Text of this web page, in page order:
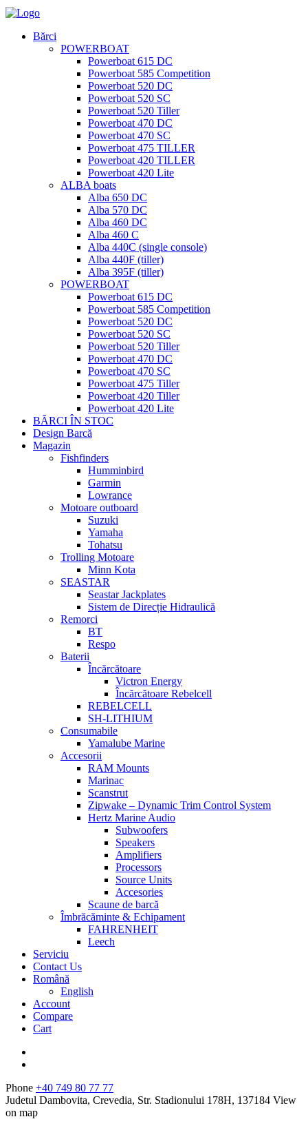
Bărci
POWERBOAT
Powerboat 615 DC
Powerboat 585 Competition
Powerboat 520 DC
Powerboat 520 SC
Powerboat 520 Tiller
Powerboat 470 DC
Powerboat 470 SC
Powerboat 475 TILLER
Powerboat 420 TILLER
Powerboat 420 Lite
ALBA boats
Alba 650 DC
Alba 570 DC
Alba 460 DC
Alba 460 C
Alba 440C (single console)
Alba 440F (tiller)
Alba 395F (tiller)
POWERBOAT
Powerboat 615 DC
Powerboat 585 Competition
Powerboat 520 DC
Powerboat 520 SC
Powerboat 520 Tiller
Powerboat 470 DC
Powerboat 470 SC
Powerboat 475 Tiller
Powerboat 420 Tiller
Powerboat 420 Lite
BĂRCI ÎN STOC
Design Barcă
Magazin
Fishfinders
Humminbird
Garmin
Lowrance
Motoare outboard
Suzuki
Yamaha
Tohatsu
Trolling Motoare
Minn Kota
SEASTAR
Seastar Jackplates
Sistem de Direcție Hidraulică
Remorci
BT
Respo
Baterii
Încărcătoare
Victron Energy
Încărcătoare Rebelcell
REBELCELL
SH-LITHIUM
Consumabile
Yamalube Marine
Accesorii
RAM Mounts
Marinac
Scanstrut
Zipwake – Dynamic Trim Control System
Hertz Marine Audio
Subwoofers
Speakers
Amplifiers
Processors
Source Units
Accesories
Scaune de barcă
Îmbrăcăminte & Echipament
FAHRENHEIT
Leech
Serviciu
Contact Us
Română
English
Account
Compare
Cart
Phone +40 749 80 77 77
Judetul Dambovita, Crevedia, Str. Stadionului 178H, 137184 View
on map